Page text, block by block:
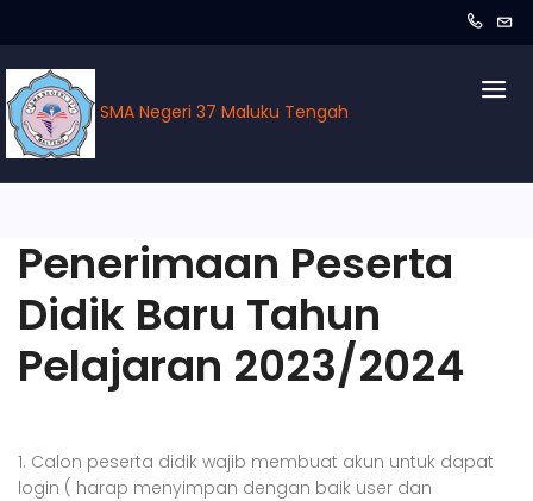
SMA Negeri 37 Maluku Tengah
Penerimaan Peserta
Didik Baru Tahun
Pelajaran 2023/2024
1. Calon peserta didik wajib membuat akun untuk dapat
login ( harap menyimpan dengan baik user dan